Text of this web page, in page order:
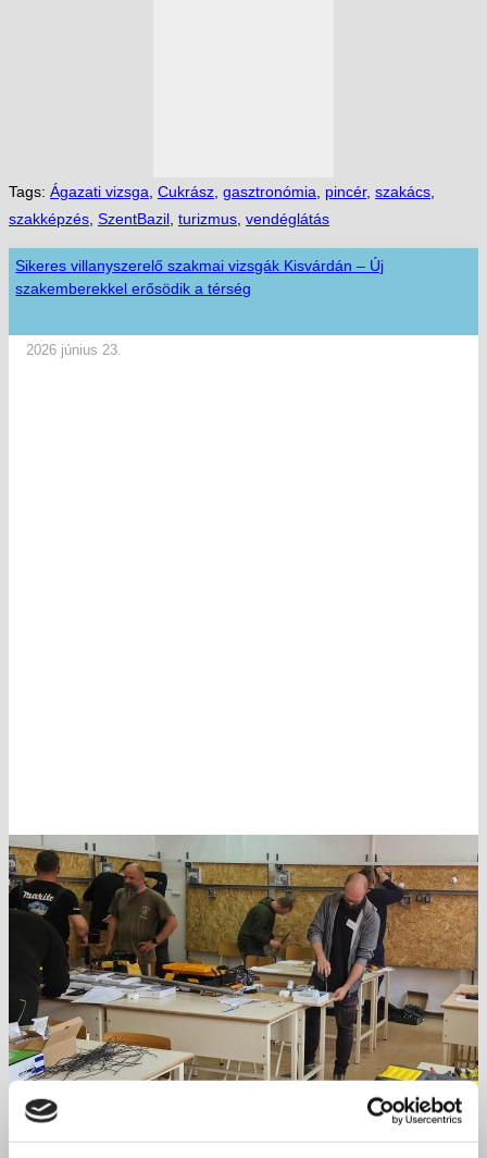
Tags: Ágazati vizsga Cukrász gasztronómia pincér, szakács
szakképzés SzentBazil turizmus vendéglátás
Sikeres villanyszerelő szakmai vizsgák Kisvárdán – Új
szakemberekkel erősödik a térség
2026 június 23.